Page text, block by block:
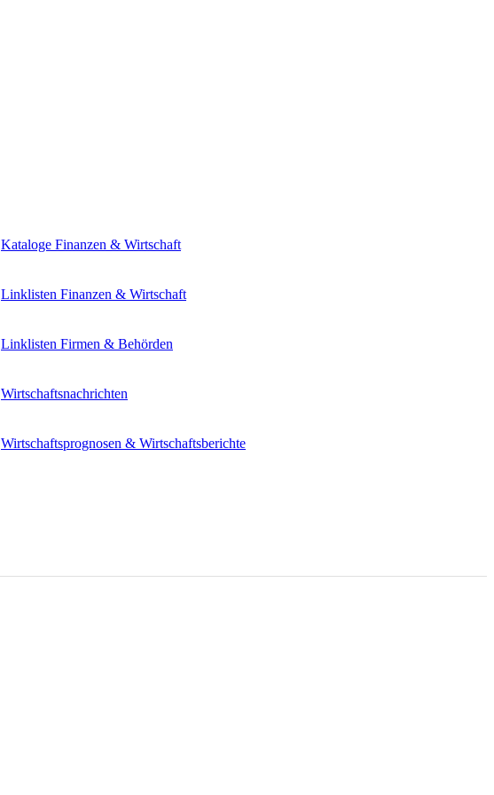
Kataloge Finanzen & Wirtschaft
Linklisten Finanzen & Wirtschaft
Linklisten Firmen & Behörden
Wirtschaftsnachrichten
Wirtschaftsprognosen & Wirtschaftsberichte